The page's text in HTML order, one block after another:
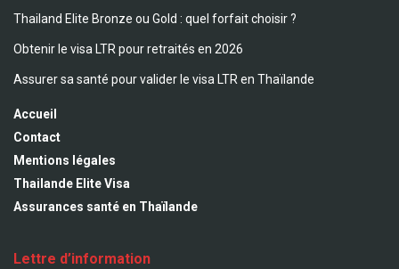
Thailand Elite Bronze ou Gold : quel forfait choisir ?
Obtenir le visa LTR pour retraités en 2026
Assurer sa santé pour valider le visa LTR en Thaïlande
Accueil
Contact
Mentions légales
Thailande Elite Visa
Assurances santé en Thaïlande
Lettre d’information